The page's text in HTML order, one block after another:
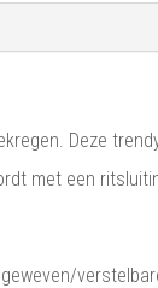
Deze
met een